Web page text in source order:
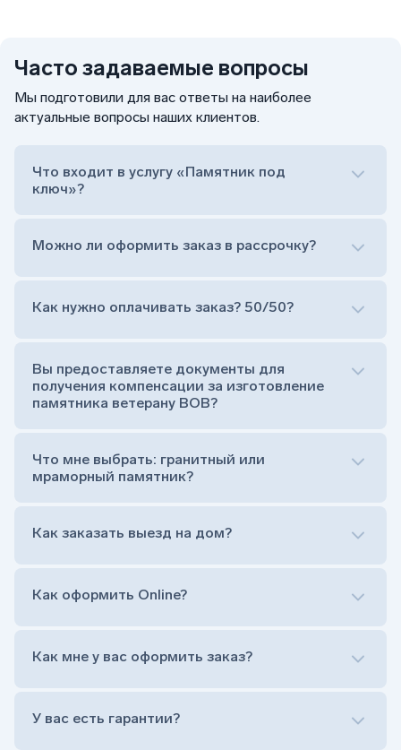
Часто задаваемые вопросы
Мы подготовили для вас ответы на наиболее
актуальные вопросы наших клиентов.
Что входит в услугу «Памятник под
ключ»?
Сам комплект памятника:
Тумба (постамент, на который при помощи
штыря устанавливается стела)
Цветник (обрамление могилки, бывает, что
Обработка и сверловка комплекта
Расположение символа веры (крестик или
на символ веры или вовсе портрет не рисовать)
прописной)
Можно ли оформить заказ в рассрочку?
Как нужно оплачивать заказ? 50/50?
Вы предоставляете документы для
получения компенсации за изготовление
памятника ветерану ВОВ?
Что мне выбрать: гранитный или
мраморный памятник?
Как заказать выезд на дом?
Оформить заказ удаленно (online)
Заказать бесплатный выезд менеджера на дом
Как оформить Online?
Оформить заказ удаленно (online)
Заказать бесплатный выезд менеджера на дом
Как мне у вас оформить заказ?
У вас есть гарантии?